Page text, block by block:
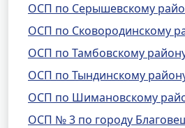
ОСП по Серышевскому
ОСП по Сковородинскому
ОСП по Тамбовскому
ОСП по Тындинскому
ОСП по Шимановскому
ОСП № 3 по городу